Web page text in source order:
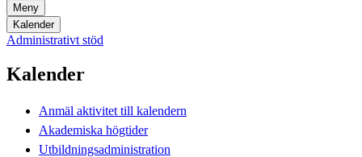
Meny
Kalender
Administrativt stöd
Kalender
Anmäl aktivitet till kalendern
Akademiska högtider
Utbildningsadministration